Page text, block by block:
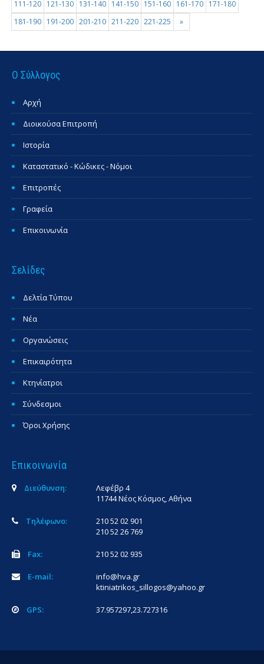
111-120 121-130 131-140 141-150 151-160 161-170 171-180
181-190 191-200 201-210 211-220 221-225 »
Ο Σύλλογος
Αρχή
Διοικούσα Επιτροπή
Ιστορία
Καταστατικό - Κώδικες - Νόμοι
Επιτροπές
Γραφεία
Επικοινωνία
Σελίδες
Δελτία Τύπου
Νέα
Οργανώσεις
Επικαιρότητα
Κτηνίατροι
Σύνδεσμοι
Όροι Χρήσης
Επικοινωνία
Διεύθυνση:
Λεφέβρ 4
11744 Νέος Κόσμος, Αθήνα
Τηλέφωνο:
210 52 02 901
210 52 26 769
Fax: 210 52 02 935
E-mail:
info@hva.gr
ktiniatrikos_sillogos@yahoo.gr
GPS: 37.957297,23.727316